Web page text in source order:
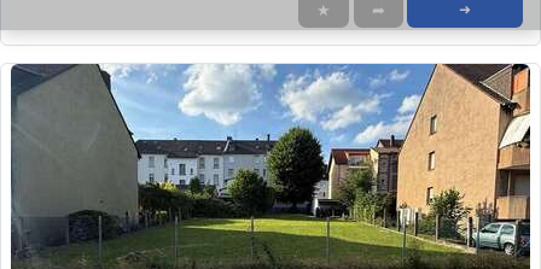
★ ➦ ➜